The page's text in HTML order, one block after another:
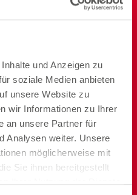
und Anzeigen zu
soziale Medien anbieten
unsere Website zu
wir Informationen zu Ihrer
an unsere Partner für
Analysen weiter. Unsere
möglicherweise mit
Sie ihnen bereitgestellt